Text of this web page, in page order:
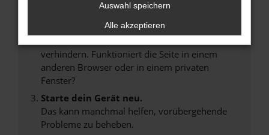
Prüfe deine Browsererweiterungen.
Manche Erweiterungen, wie Werbeblocker,
verhindern. Funktioniert die Seite in einem
anderen Browser oder in einem privaten
Fenster?
Starte dein Gerät neu.
Das kann manchmal helfen, vorübergehende
Probleme zu beheben.
Auswahl speichern
Alle akzeptieren